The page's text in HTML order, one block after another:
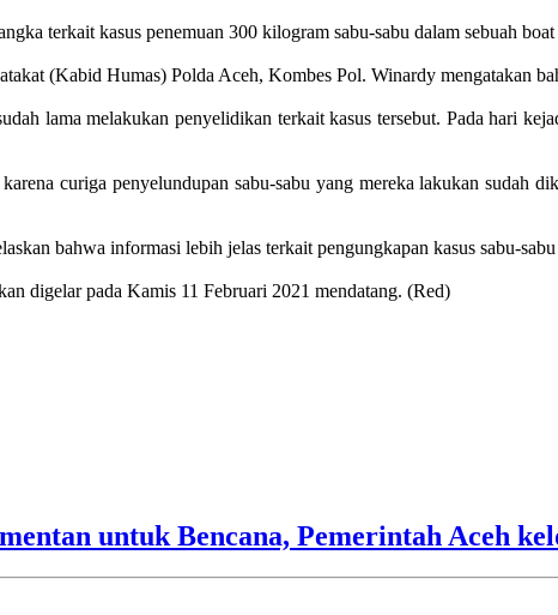
terkait kasus penemuan 300 kilogram sabu-sabu dalam sebuah
(Kabid Humas) Polda Aceh, Kombes Pol. Winardy mengatakan
lama melakukan penyelidikan terkait kasus tersebut. Pada hari
curiga penyelundupan sabu-sabu yang mereka lakukan
bahwa informasi lebih jelas terkait pengungkapan kasus sabu-
digelar pada Kamis 11 Februari 2021 mendatang. (Red)
untuk Bencana, Pemerintah Aceh